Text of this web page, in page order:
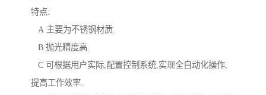
特点:
A 主要为不锈钢材质.
B 抛光精度高.
C 可根据用户实际,配置控制系统,实现全自动化操作,
提高工作效率.